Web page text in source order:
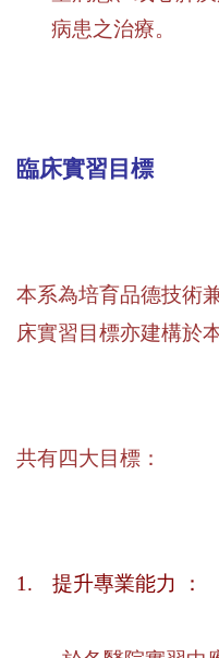
病患之治療。
臨床實習目標
本系為培育品德技術
床實習目標亦建構於
共有四大目標：
1. 提升專業能力 ：